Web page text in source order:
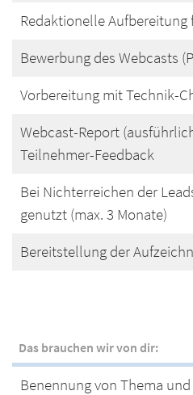
Redaktionelle Aufbereitung
Bewerbung des Webcasts
Vorbereitung mit Technik-
Webcast-Report
Teilnehmer-Feedback
Bei Nichterreichen der
genutzt (max. 3 Monate)
Bereitstellung der
Das brauchen wir von dir:
Benennung von Thema